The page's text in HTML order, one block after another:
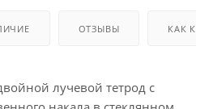
ОТЗЫВЫ КАК
лучевой тетрод с